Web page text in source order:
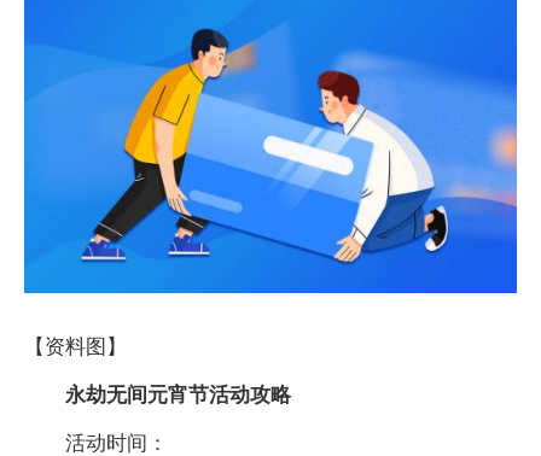
【资料图】
永劫无间元宵节活动攻略
活动时间：